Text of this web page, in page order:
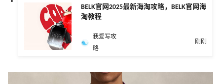
BELK官网2025最新海淘攻略，BELK官网海
淘教程
我爱写攻
略
刚刚